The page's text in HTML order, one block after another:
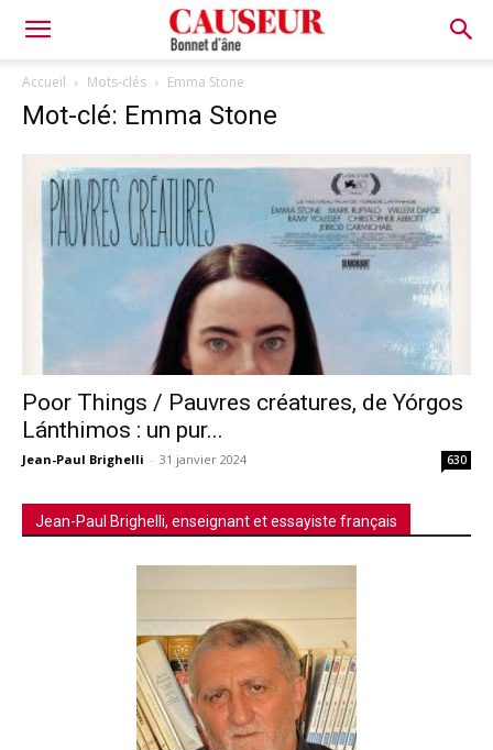
Bonnet
d'âne
Accueil Mots-clés Emma Stone
Mot-clé: Emma Stone
Poor Things / Pauvres créatures, de Yórgos
Lánthimos : un pur...
Jean-Paul Brighelli - 31 janvier 2024 630
Jean-Paul Brighelli, enseignant et essayiste français